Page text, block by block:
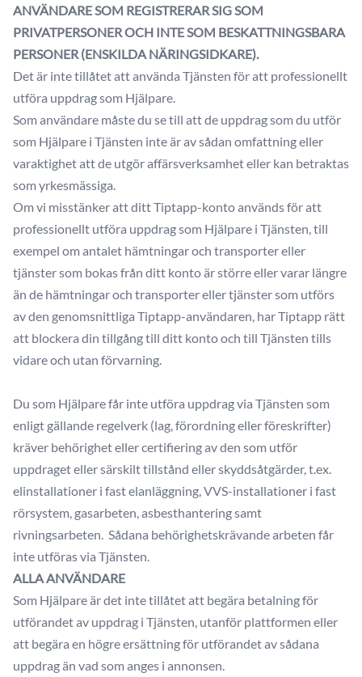
ANVÄNDARE SOM REGISTRERAR SIG SOM
PRIVATPERSONER OCH INTE SOM BESKATTNINGSBARA
PERSONER (ENSKILDA NÄRINGSIDKARE).
Det är inte tillåtet att använda Tjänsten för att professionellt
utföra uppdrag som Hjälpare.
Som användare måste du se till att de uppdrag som du utför
som Hjälpare i Tjänsten inte är av sådan omfattning eller
varaktighet att de utgör affärsverksamhet eller kan betraktas
som yrkesmässiga.
Om vi misstänker att ditt Tiptapp-konto används för att
professionellt utföra uppdrag som Hjälpare i Tjänsten, till
exempel om antalet hämtningar och transporter eller
tjänster som bokas från ditt konto är större eller varar längre
än de hämtningar och transporter eller tjänster som utförs
av den genomsnittliga Tiptapp-användaren, har Tiptapp rätt
att blockera din tillgång till ditt konto och till Tjänsten tills
vidare och utan förvarning.
Du som Hjälpare får inte utföra uppdrag via Tjänsten som
enligt gällande regelverk (lag, förordning eller föreskrifter)
kräver behörighet eller certifiering av den som utför
uppdraget eller särskilt tillstånd eller skyddsåtgärder, t.ex.
elinstallationer i fast elanläggning, VVS-installationer i fast
rörsystem, gasarbeten, asbesthantering samt
rivningsarbeten. Sådana behörighetskrävande arbeten får
inte utföras via Tjänsten.
ALLA ANVÄNDARE
Som Hjälpare är det inte tillåtet att begära betalning för
utförandet av uppdrag i Tjänsten, utanför plattformen eller
att begära en högre ersättning för utförandet av sådana
uppdrag än vad som anges i annonsen.